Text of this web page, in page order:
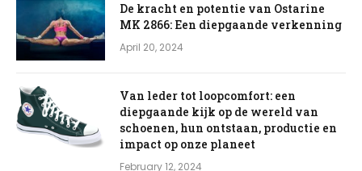
De kracht en potentie van Ostarine
MK 2866: Een diepgaande verkenning
April 20, 2024
Van leder tot loopcomfort: een
diepgaande kijk op de wereld van
schoenen, hun ontstaan, productie en
impact op onze planeet
February 12, 2024